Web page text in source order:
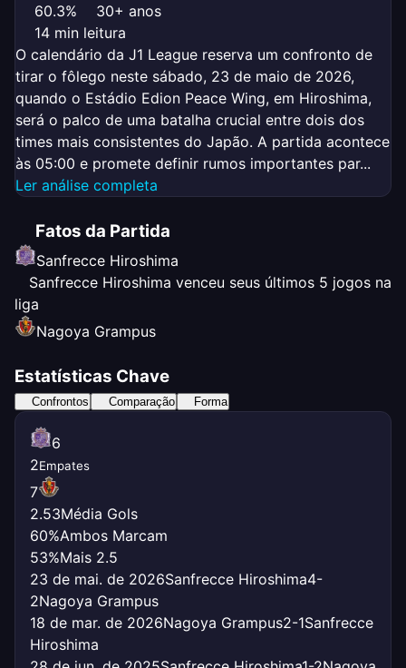
60.3%
30+ anos
14 min leitura
O calendário da J1 League reserva um confronto de
tirar o fôlego neste sábado, 23 de maio de 2026,
quando o Estádio Edion Peace Wing, em Hiroshima,
será o palco de uma batalha crucial entre dois dos
times mais consistentes do Japão. A partida acontece
às 05:00 e promete definir rumos importantes par...
Ler análise completa
Fatos da Partida
Sanfrecce Hiroshima
Sanfrecce Hiroshima venceu seus últimos 5 jogos na
liga
Nagoya Grampus
Estatísticas Chave
Confrontos Comparação Forma
6
2Empates
7
2.53Média Gols
60%Ambos Marcam
53%Mais 2.5
23 de mai. de 2026Sanfrecce Hiroshima4-
2Nagoya Grampus
18 de mar. de 2026Nagoya Grampus2-1Sanfrecce
Hiroshima